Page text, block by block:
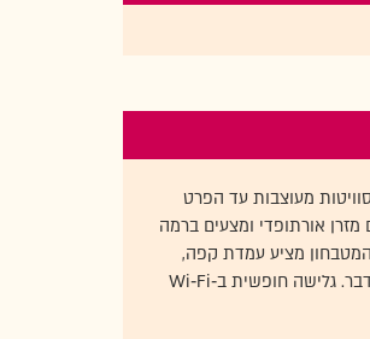
מעוצבות עד הפרט
מזרן אורתופדי ומצעים ברמה
המטבחון מציע עמדת קפה,
קומקום ומיני־בר מצויד במשקאות קלים, כך שלא יחסר לכם דבר. גלישה חופשית ב‑Wi‑Fi